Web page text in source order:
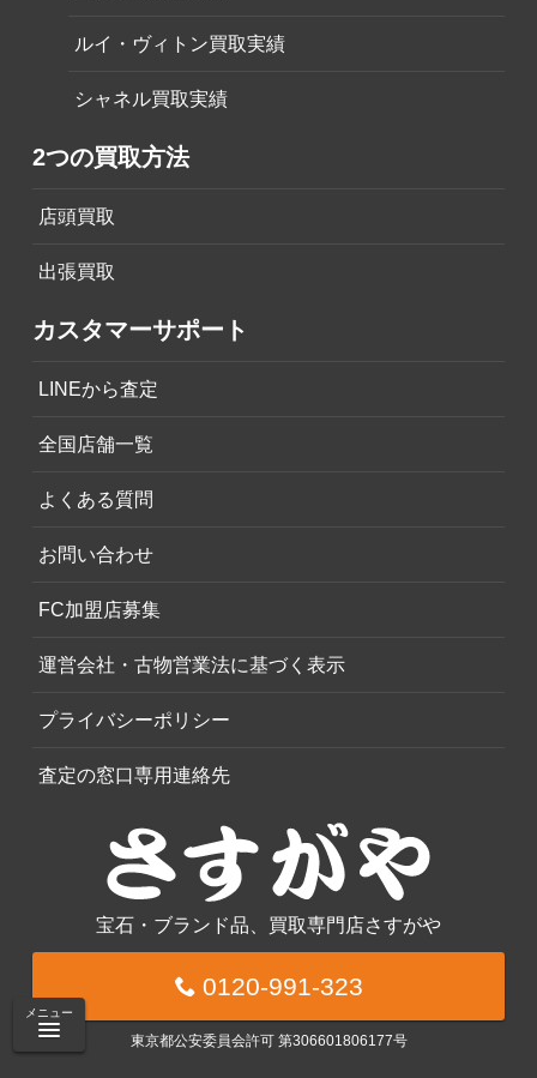
メニュー
ルイ・ヴィトン買取実績
シャネル買取実績
2つの買取方法
店頭買取
出張買取
カスタマーサポート
LINEから査定
全国店舗一覧
よくある質問
お問い合わせ
FC加盟店募集
運営会社・古物営業法に基づく表示
プライバシーポリシー
査定の窓口専用連絡先
宝石・ブランド品、買取専門店さすがや
0120-991-323
東京都公安委員会許可 第306601806177号